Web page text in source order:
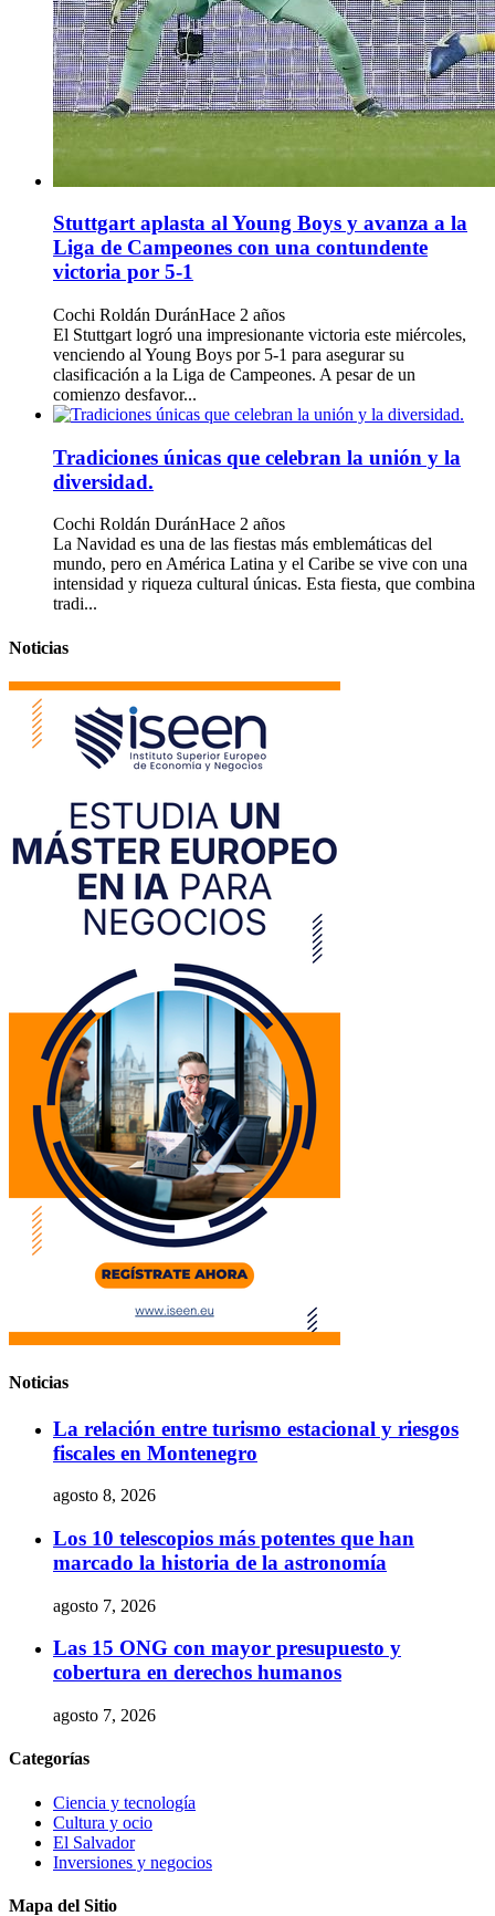
Stuttgart aplasta al Young Boys y avanza a la
Liga de Campeones con una contundente
victoria por 5-1
Cochi Roldán DuránHace 2 años
El Stuttgart logró una impresionante victoria este miércoles,
venciendo al Young Boys por 5-1 para asegurar su
clasificación a la Liga de Campeones. A pesar de un
comienzo desfavor...
Tradiciones únicas que celebran la unión y la
diversidad.
Cochi Roldán DuránHace 2 años
La Navidad es una de las fiestas más emblemáticas del
mundo, pero en América Latina y el Caribe se vive con una
intensidad y riqueza cultural únicas. Esta fiesta, que combina
tradi...
Noticias
Noticias
La relación entre turismo estacional y riesgos
fiscales en Montenegro
agosto 8, 2026
Los 10 telescopios más potentes que han
marcado la historia de la astronomía
agosto 7, 2026
Las 15 ONG con mayor presupuesto y
cobertura en derechos humanos
agosto 7, 2026
Categorías
Ciencia y tecnología
Cultura y ocio
El Salvador
Inversiones y negocios
Mapa del Sitio